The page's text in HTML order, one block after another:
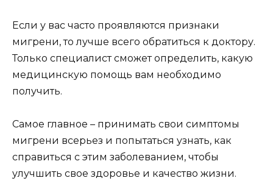
Если у вас часто проявляются признаки
мигрени, то лучше всего обратиться к доктору.
Только специалист сможет определить, какую
медицинскую помощь вам необходимо
получить.
Самое главное – принимать свои симптомы
мигрени всерьез и попытаться узнать, как
справиться с этим заболеванием, чтобы
улучшить свое здоровье и качество жизни.